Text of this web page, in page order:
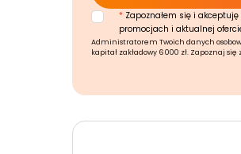
* Zapoznałem się i
promocjach i aktualnej
Administratorem Twoich danych
kapitał zakładowy 6 000 zł. Zapoznaj się